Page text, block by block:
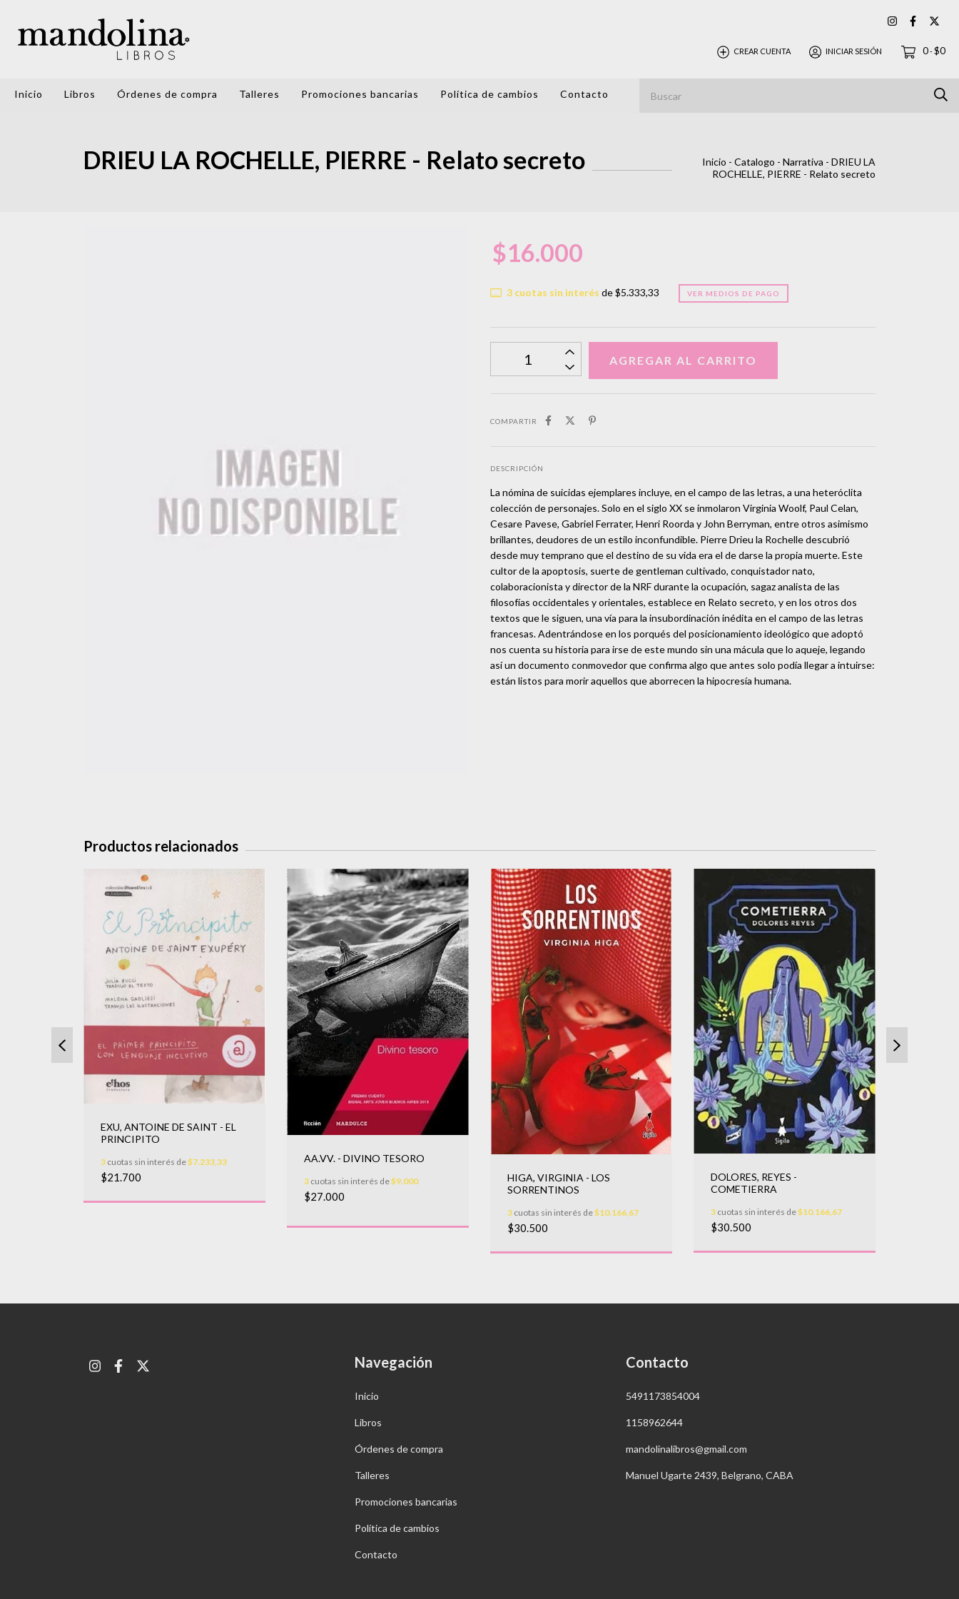
CREAR CUENTA INICIAR SESIÓN 0-$0
Inicio Libros Órdenes de compra Talleres Promociones bancarias Política de cambios Contacto
DRIEU LA ROCHELLE, PIERRE - Relato secreto Inicio - Catalogo - Narrativa - DRIEU LA
ROCHELLE, PIERRE - Relato secreto
$16.000
3cuotas sin interés de$5.333,33 VER MEDIOS DE PAGO
COMPARTIR
DESCRIPCIÓN
La nómina de suicidas ejemplares incluye, en el campo de las letras, a una heteróclita
colección de personajes. Solo en el siglo XX se inmolaron Virginia Woolf, Paul Celan,
Cesare Pavese, Gabriel Ferrater, Henri Roorda y John Berryman, entre otros asimismo
brillantes, deudores de un estilo inconfundible. Pierre Drieu la Rochelle descubrió
desde muy temprano que el destino de su vida era el de darse la propia muerte. Este
cultor de la apoptosis, suerte de gentleman cultivado, conquistador nato,
colaboracionista y director de la NRF durante la ocupación, sagaz analista de las
filosofías occidentales y orientales, establece en Relato secreto, y en los otros dos
textos que le siguen, una vía para la insubordinación inédita en el campo de las letras
francesas. Adentrándose en los porqués del posicionamiento ideológico que adoptó
nos cuenta su historia para irse de este mundo sin una mácula que lo aqueje, legando
así un documento conmovedor que confirma algo que antes solo podía llegar a intuirse:
están listos para morir aquellos que aborrecen la hipocresía humana.
Productos relacionados
EXU, ANTOINE DE SAINT - EL
PRINCIPITO
3 cuotas sin interés de$7.233,33
$21.700
AA.VV. - DIVINO TESORO
3 cuotas sin interés de$9.000
$27.000
HIGA, VIRGINIA - LOS
SORRENTINOS
3 cuotas sin interés de$10.166,67
$30.500
DOLORES, REYES -
COMETIERRA
3 cuotas sin interés de$10.166,67
$30.500
Navegación
Inicio
Libros
Órdenes de compra
Talleres
Promociones bancarias
Política de cambios
Contacto
Contacto
5491173854004
1158962644
mandolinalibros@gmail.com
Manuel Ugarte 2439, Belgrano, CABA